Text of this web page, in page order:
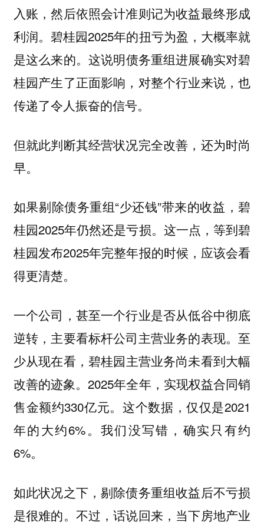
入账，然后依照会计准则记为收益最终形成
利润。碧桂园2025年的扭亏为盈，大概率就
是这么来的。这说明债务重组进展确实对碧
桂园产生了正面影响， 对整个行业来说，也
传递了令人振奋的信号。
但就此判断其经营状况完全改善，还为时尚
早。
如果剔除债务重组“少还钱”带来的收益，碧
桂园2025年仍然还是亏损。这一点，等到碧
桂园发布2025年完整年报的时候，应该会看
得更清楚。
一个公司，甚至一个行业是否从低谷中彻底
逆转，主要看标杆公司主营业务的表现。至
少从现在看，碧桂园主营业务尚未看到大幅
改善的迹象。2025年全年，实现权益合同销
售金额约330亿元。这个数据，仅仅是2021
年的大约6%。我们没写错，确实只有约
6%。
如此状况之下，剔除债务重组收益后不亏损
是很难的。不过，话说回来，当下房地产业